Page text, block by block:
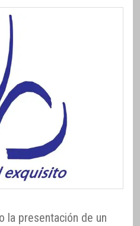
la presentación de un